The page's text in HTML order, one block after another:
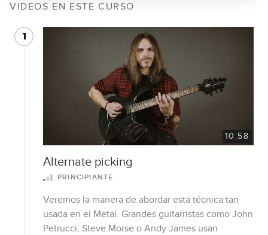
VIDEOS EN ESTE CURSO
1
10:58
Alternate picking
PRINCIPIANTE
Veremos la manera de abordar esta técnica tan
usada en el Metal. Grandes guitarristas como John
Petrucci, Steve Morse o Andy James usan